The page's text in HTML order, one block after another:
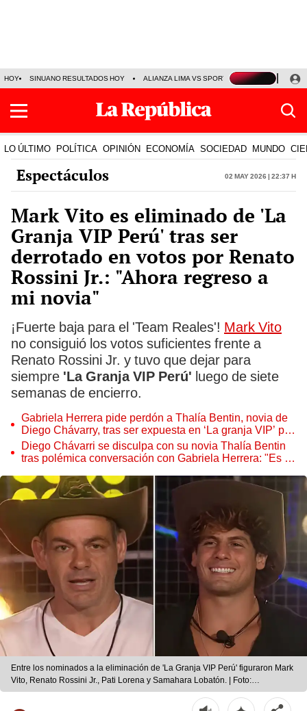
HOY SINUANO RESULTADOS HOY ALIANZA LIMA VS SPORT BOYS JORGE
LO ÚLTIMO POLÍTICA OPINIÓN ECONOMÍA SOCIEDAD MUNDO
Espectáculos 02 May 2026 | 22:37 h
Mark Vito es eliminado de 'La
Granja VIP Perú' tras ser
derrotado en votos por Renato
Rossini Jr.: "Ahora regreso a
mi novia"
¡Fuerte baja para el 'Team Reales'! Mark Vito
no consiguió los votos suficientes frente a
Renato Rossini Jr. y tuvo que dejar para
siempre 'La Granja VIP Perú' luego de siete
semanas de encierro.
Gabriela Herrera pide perdón a Thalía Bentin, novia de
Diego Chávarry, tras ser expuesta en ‘La granja VIP’ por
coqueteos: “No va a pasar nada”
Diego Chávarri se disculpa con su novia Thalía Bentin
tras polémica conversación con Gabriela Herrera: "Es la
Entre los nominados a la eliminación de 'La Granja VIP Perú' figuraron Mark
Vito, Renato Rossini Jr., Pati Lorena y Samahara Lobatón. | Foto:
composición LR/Panamericana TV